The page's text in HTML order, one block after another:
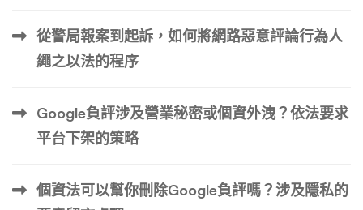
「那時候我幾乎不敢與人交往，害怕每個新認識的人都會去
查我的過去。我覺得自己永遠被貼上了『罪犯』的標籤，即
使我已經為錯誤付出了代價。」 轉機：發現法律的一線光
到了「判決書遮隱」這個詞。主講人解釋道，根據《個人資
料保護法》第16條及《政府資訊公開法》第18條，符合特定
訊遮隱。 「那一刻，我感覺彷彿在黑暗中看見了一絲曙
光。」明遠描述當時的心情：「但我很快就發現，申請遮隱
從警局報案到起訴，如何將網路惡意評論行為人
繩之以法的程序
Google負評涉及營業秘密或個資外洩？依法要求
平台下架的策略
個資法可以幫你刪除Google負評嗎？涉及隱私的